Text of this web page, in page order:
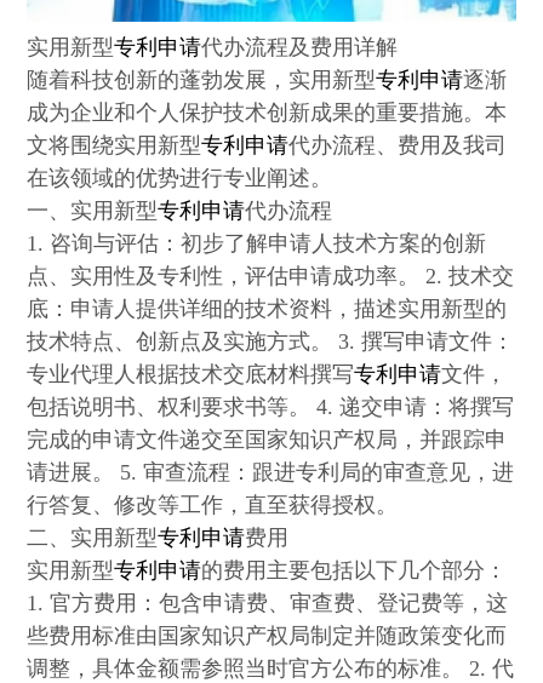
实用新型专利申请代办流程及费用详解
随着科技创新的蓬勃发展，实用新型专利申请逐渐
成为企业和个人保护技术创新成果的重要措施。本
文将围绕实用新型专利申请代办流程、费用及我司
在该领域的优势进行专业阐述。
一、实用新型专利申请代办流程
1. 咨询与评估：初步了解申请人技术方案的创新
点、实用性及专利性，评估申请成功率。 2. 技术交
底：申请人提供详细的技术资料，描述实用新型的
技术特点、创新点及实施方式。 3. 撰写申请文件：
专业代理人根据技术交底材料撰写专利申请文件，
包括说明书、权利要求书等。 4. 递交申请：将撰写
完成的申请文件递交至国家知识产权局，并跟踪申
请进展。 5. 审查流程：跟进专利局的审查意见，进
行答复、修改等工作，直至获得授权。
二、实用新型专利申请费用
实用新型专利申请的费用主要包括以下几个部分：
1. 官方费用：包含申请费、审查费、登记费等，这
些费用标准由国家知识产权局制定并随政策变化而
调整，具体金额需参照当时官方公布的标准。 2. 代